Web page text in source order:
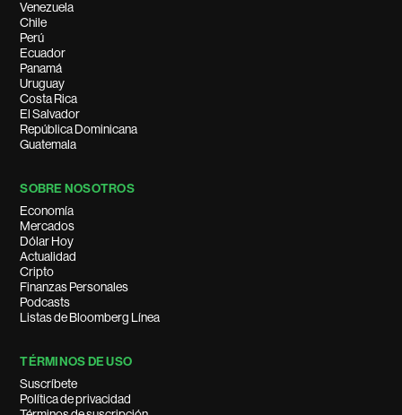
Venezuela
Chile
Perú
Ecuador
Panamá
Uruguay
Costa Rica
El Salvador
República Dominicana
Guatemala
SOBRE NOSOTROS
Economía
Mercados
Dólar Hoy
Actualidad
Cripto
Finanzas Personales
Podcasts
Listas de Bloomberg Línea
TÉRMINOS DE USO
Suscríbete
Política de privacidad